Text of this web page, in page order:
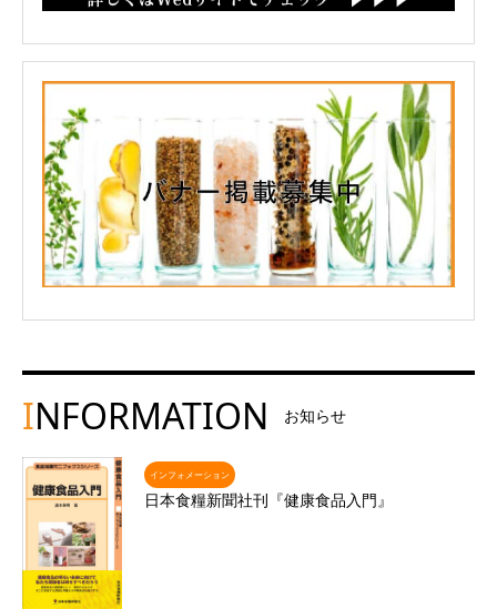
INFORMATION お知らせ
インフォメーション
日本食糧新聞社刊『健康食品入門』